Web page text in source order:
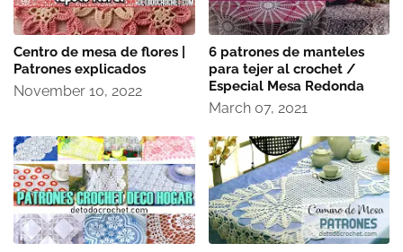
Centro de mesa de flores |
Patrones explicados
November 10, 2022
6 patrones de manteles
para tejer al crochet /
Especial Mesa Redonda
March 07, 2021